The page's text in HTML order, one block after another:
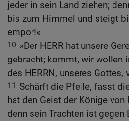
jeder in sein Land ziehen;
bis zum Himmel und steigt
empor!«
10 »Der HERR hat unsere
gebracht; kommt, wir wollen
des HERRN, unseres Gottes,
11
Schärft die Pfeile, fasst
hat den Geist der Könige von
denn sein Trachten ist gegen